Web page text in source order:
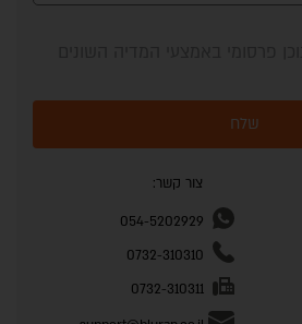
שלח
צור קשר:
054-5202929
0732-310310
0732-310311